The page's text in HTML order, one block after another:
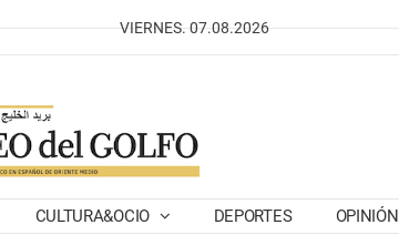
VIERNES. 07.08.2026
CULTURA&OCIO DEPORTES OPINIÓN